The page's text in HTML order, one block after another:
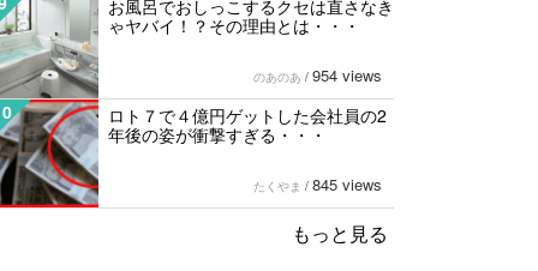
お風呂でおしっこするクセは直さなき
ゃヤバイ！？その理由とは・・・
のあのあ / 954 views
ロト７で４億円ゲットした会社員の2
年後の姿が衝撃すぎる・・・
たくやま / 845 views
もっと見る